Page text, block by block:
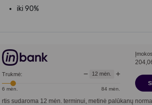
iki 90%
Trukmė: − 12 mėn. +
6 mėn. 84 mėn.
mėn. terminui, metinė palūkanų norma – 9,90%,